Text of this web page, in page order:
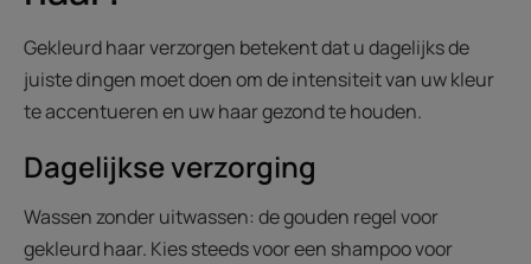
Gekleurd haar verzorgen betekent dat u dagelijks de
juiste dingen moet doen om de intensiteit van uw kleur
te accentueren en uw haar gezond te houden.
Dagelijkse verzorging
Wassen zonder uitwassen: de gouden regel voor
gekleurd haar. Kies steeds voor een shampoo voor